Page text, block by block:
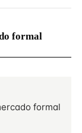
formal
formal